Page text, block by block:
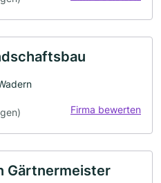
Firma bewerten
Gärtnermeister